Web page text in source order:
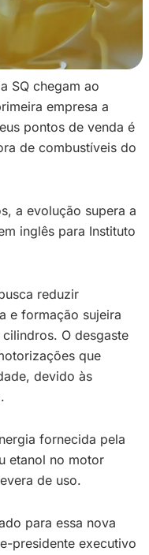
SQ chegam ao
empresa a
pontos de venda é
de combustíveis do
a evolução supera a
inglês para Instituto
reduzir
e formação sujeira
O desgaste
que
devido às
fornecida pela
etanol no motor
de uso.
para essa nova
presidente executivo